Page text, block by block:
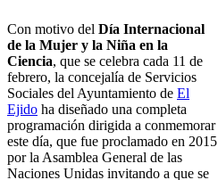
Con motivo del Día Internacional
de la Mujer y la Niña en la
Ciencia, que se celebra cada 11 de
febrero, la concejalía de Servicios
Sociales del Ayuntamiento de El
Ejido ha diseñado una completa
programación dirigida a conmemorar
este día, que fue proclamado en 2015
por la Asamblea General de las
Naciones Unidas invitando a que se